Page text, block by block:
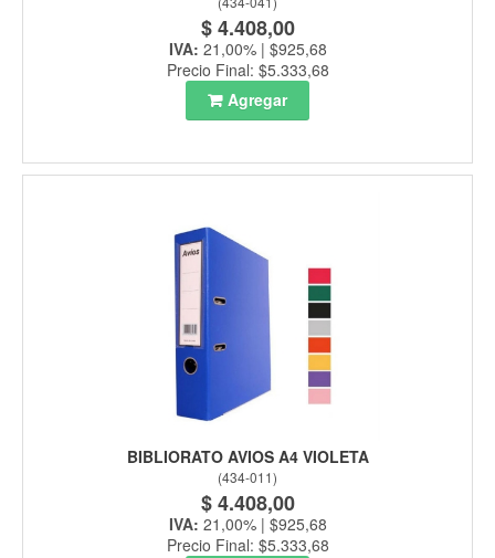
$ 4.408,00
IVA: 21,00% | $925,68
Precio Final: $5.333,68
Agregar
BIBLIORATO AVIOS A4 VIOLETA
(434-011)
$ 4.408,00
IVA: 21,00% | $925,68
Precio Final: $5.333,68